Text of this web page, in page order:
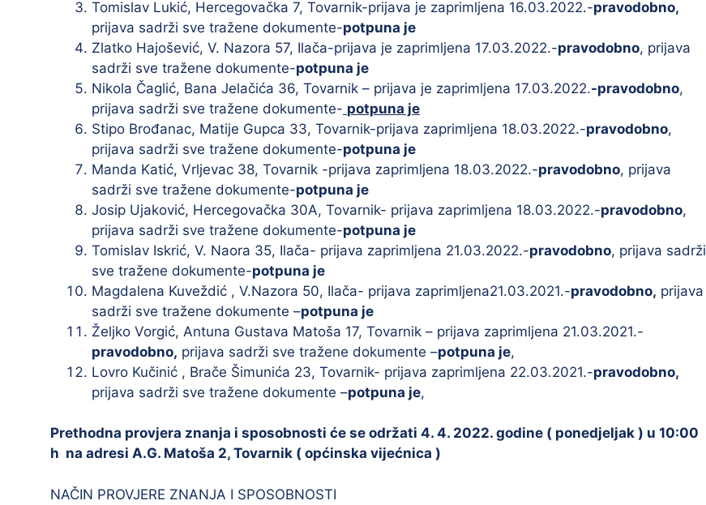
Tomislav Lukić, Hercegovačka 7, Tovarnik-prijava je zaprimljena 16.03.2022.-pravodobno,
prijava sadrži sve tražene dokumente-potpuna je
Zlatko Hajošević, V. Nazora 57, Ilača-prijava je zaprimljena 17.03.2022.-pravodobno, prijava
sadrži sve tražene dokumente-potpuna je
Nikola Čaglić, Bana Jelačića 36, Tovarnik – prijava je zaprimljena 17.03.2022.-pravodobno,
prijava sadrži sve tražene dokumente- potpuna je
Stipo Brođanac, Matije Gupca 33, Tovarnik-prijava zaprimljena 18.03.2022.-pravodobno,
prijava sadrži sve tražene dokumente-potpuna je
Manda Katić, Vrljevac 38, Tovarnik -prijava zaprimljena 18.03.2022.-pravodobno, prijava
sadrži sve tražene dokumente-potpuna je
Josip Ujaković, Hercegovačka 30A, Tovarnik- prijava zaprimljena 18.03.2022.-pravodobno,
prijava sadrži sve tražene dokumente-potpuna je
Tomislav Iskrić, V. Naora 35, Ilača- prijava zaprimljena 21.03.2022.-pravodobno, prijava sadrži
sve tražene dokumente-potpuna je
Magdalena Kuveždić , V.Nazora 50, Ilača- prijava zaprimljena21.03.2021.-pravodobno, prijava
sadrži sve tražene dokumente –potpuna je
Željko Vorgić, Antuna Gustava Matoša 17, Tovarnik – prijava zaprimljena 21.03.2021.-
pravodobno, prijava sadrži sve tražene dokumente –potpuna je,
Lovro Kučinić , Brače Šimunića 23, Tovarnik- prijava zaprimljena 22.03.2021.-pravodobno,
prijava sadrži sve tražene dokumente –potpuna je,
Prethodna provjera znanja i sposobnosti će se održati 4. 4. 2022. godine ( ponedjeljak ) u 10:00
h na adresi A.G. Matoša 2, Tovarnik ( općinska vijećnica )
NAČIN PROVJERE ZNANJA I SPOSOBNOSTI